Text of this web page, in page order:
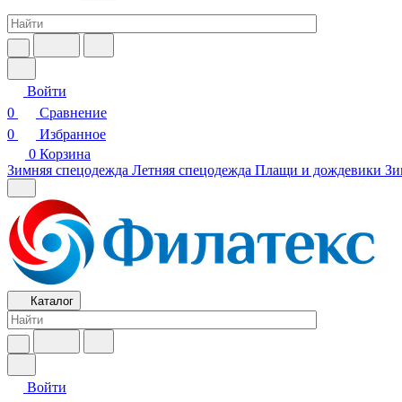
Войти
0
Сравнение
0
Избранное
0 Корзина
Зимняя спецодежда Летняя спецодежда Плащи и дождевики
Каталог
Войти